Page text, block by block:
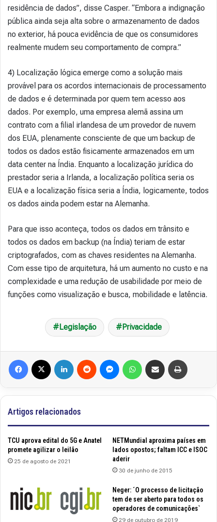
residência de dados”, disse Casper. “Embora a indignação
pública ainda seja alta sobre o armazenamento de dados
no exterior, há pouca evidência de que os consumidores
realmente mudem seu comportamento de compra.”
4) Localização lógica emerge como a solução mais
provável para os acordos internacionais de processamento
de dados e é determinada por quem tem acesso aos
dados. Por exemplo, uma empresa alemã assina um
contrato com a filial irlandesa de um provedor de nuvem
dos EUA, plenamente consciente de que um backup de
todos os dados estão fisicamente armazenados em um
data center na Índia. Enquanto a localização jurídica do
prestador seria a Irlanda, a localização política seria os
EUA e a localização física seria a Índia, logicamente, todos
os dados ainda podem estar na Alemanha.
Para que isso aconteça, todos os dados em trânsito e
todos os dados em backup (na Índia) teriam de estar
criptografados, com as chaves residentes na Alemanha.
Com esse tipo de arquitetura, há um aumento no custo e na
complexidade e uma redução de usabilidade por meio de
funções como visualização e busca, mobilidade e latência.
Legislação Privacidade
Artigos relacionados
TCU aprova edital do 5G e Anatel
promete agilizar o leilão
25 de agosto de 2021
NETMundial aproxima países em
lados opostos; faltam ICC e ISOC
aderir
30 de junho de 2015
Neger: ´O processo de licitação
tem de ser aberto para todos os
operadores de comunicações`
29 de outubro de 2019